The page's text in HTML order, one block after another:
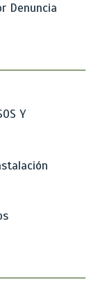
Denuncia
Y